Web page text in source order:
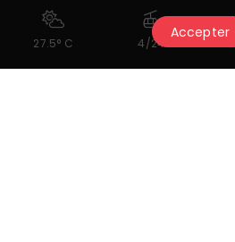
27.5° C 4/24
Accepter